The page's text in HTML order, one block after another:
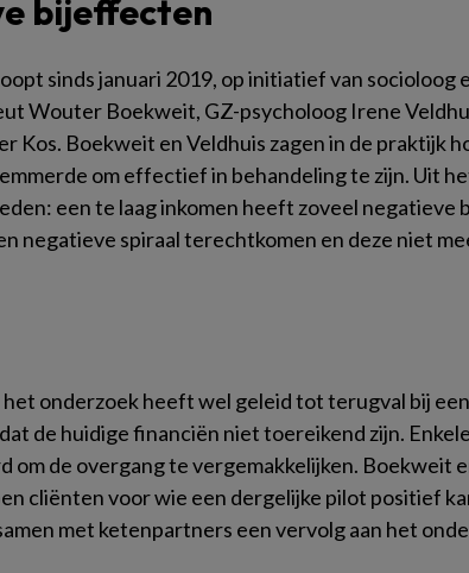
bijeffecten
sinds januari 2019, op initiatief van socioloog
Wouter Boekweit, GZ-psycholoog Irene
Kos. Boekweit en Veldhuis zagen in de praktijk
om effectief in behandeling te zijn. Uit
een te laag inkomen heeft zoveel negatieve
negatieve spiraal terechtkomen en deze niet
onderzoek heeft wel geleid tot terugval bij
de huidige financiën niet toereikend zijn.
om de overgang te vergemakkelijken. Boekweit
cliënten voor wie een dergelijke pilot positief
met ketenpartners een vervolg aan het